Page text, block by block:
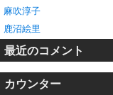
麻吹淳子
鹿沼絵里
最近のコメント
カウンター